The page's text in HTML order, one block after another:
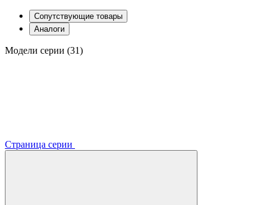
Сопутствующие товары
Аналоги
Модели серии (31)
Страница серии